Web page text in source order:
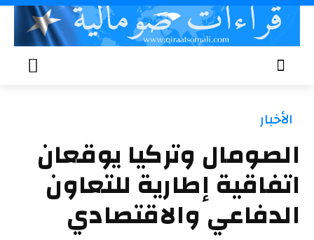
الأخبار
الصومال وتركيا يوقعان
اتفاقية إطارية للتعاون
الدفاعي والاقتصادي